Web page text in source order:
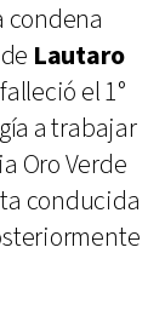
condena
Lautaro
el 1°
a trabajar
Oro Verde
conducida